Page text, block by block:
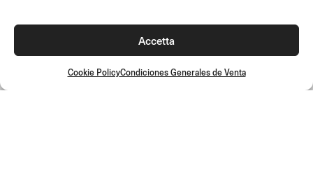
Accetta
Cookie PolicyCondiciones Generales de Venta
¡Únete a la comunidad Rizoma y accede a contenidos exclusivos y